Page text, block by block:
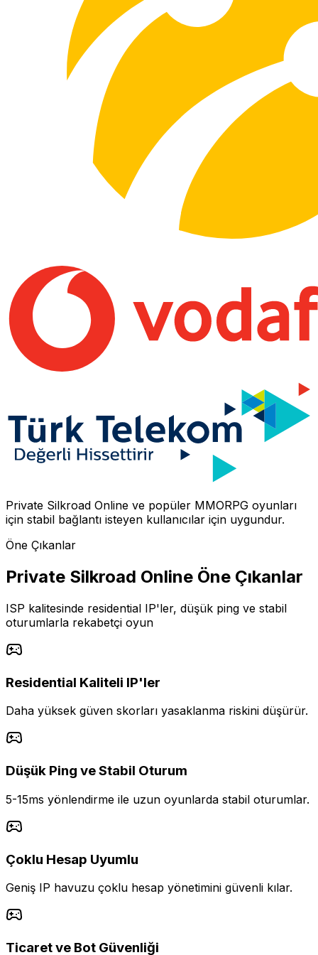
Private Silkroad Online ve popüler MMORPG oyunları
için stabil bağlantı isteyen kullanıcılar için uygundur.
Öne Çıkanlar
Private Silkroad Online Öne Çıkanlar
ISP kalitesinde residential IP'ler, düşük ping ve stabil
oturumlarla rekabetçi oyun
Residential Kaliteli IP'ler
Daha yüksek güven skorları yasaklanma riskini düşürür.
Düşük Ping ve Stabil Oturum
5-15ms yönlendirme ile uzun oyunlarda stabil oturumlar.
Çoklu Hesap Uyumlu
Geniş IP havuzu çoklu hesap yönetimini güvenli kılar.
Ticaret ve Bot Güvenliği